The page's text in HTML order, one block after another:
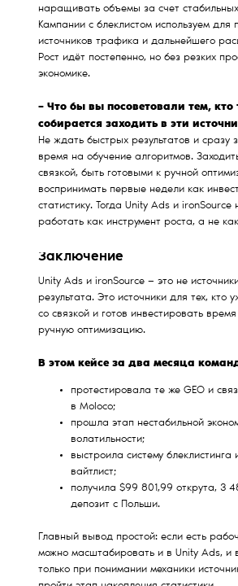
наращивать объемы за счет
Кампании с блеклистом используем для
источников трафика и дальнейшего
Рост идёт постепенно, но без резких
экономике.
– Что бы вы посоветовали тем, кто
собирается заходить в эти
Не ждать быстрых результатов и сразу
время на обучение алгоритмов.
связкой, быть готовыми к ручной
воспринимать первые недели как
статистику. Тогда Unity Ads и ironSource
работать как инструмент роста, а не
Заключение
Unity Ads и ironSource — это не
результата. Это источники для тех, кто
со связкой и готов инвестировать время
ручную оптимизацию.
В этом кейсе за два месяца
протестировала те же GEO и
в Moloco;
прошла этап нестабильной
волатильности;
выстроила систему
вайтлист;
получила $99 801,99 открута, 3
депозит с Польши.
Главный вывод простой: если есть
можно масштабировать и в Unity Ads, и
только при понимании механики